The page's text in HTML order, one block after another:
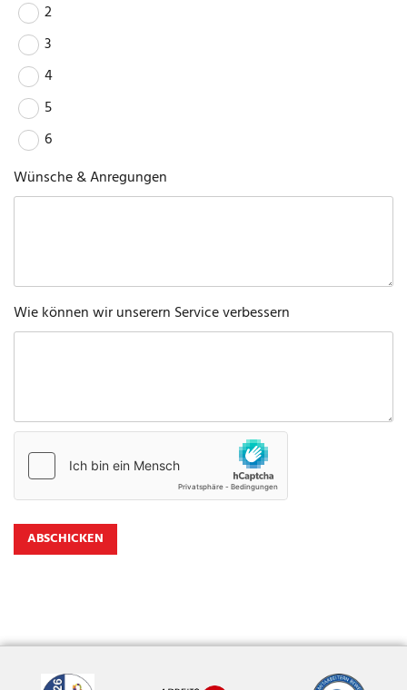
2
3
4
5
6
Wünsche & Anregungen
Wie können wir unserern Service verbessern